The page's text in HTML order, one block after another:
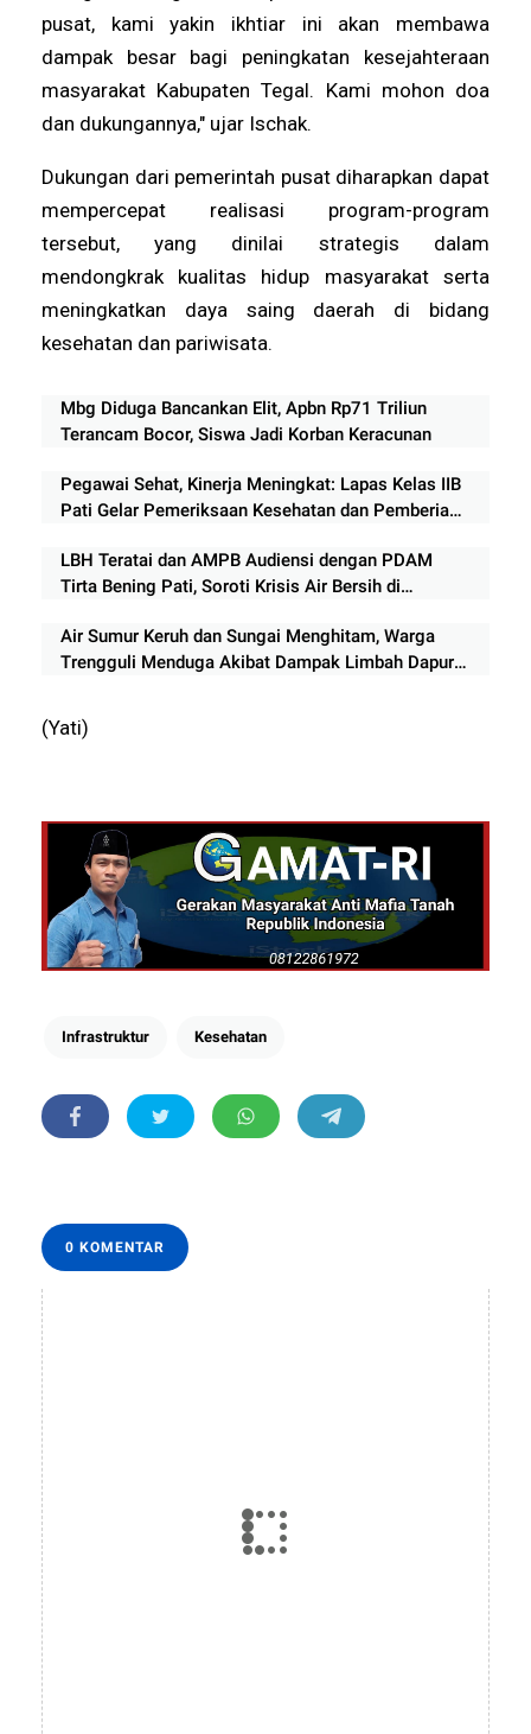
pusat, kami yakin ikhtiar ini akan membawa
dampak besar bagi peningkatan kesejahteraan
masyarakat Kabupaten Tegal. Kami mohon doa
dan dukungannya," ujar Ischak.
Dukungan dari pemerintah pusat diharapkan dapat
mempercepat realisasi program-program
tersebut, yang dinilai strategis dalam
mendongkrak kualitas hidup masyarakat serta
meningkatkan daya saing daerah di bidang
kesehatan dan pariwisata.
Mbg Diduga Bancankan Elit, Apbn Rp71 Triliun
Terancam Bocor, Siswa Jadi Korban Keracunan
Pegawai Sehat, Kinerja Meningkat: Lapas Kelas IIB
Pati Gelar Pemeriksaan Kesehatan dan Pemberian
LBH Teratai dan AMPB Audiensi dengan PDAM
Tirta Bening Pati, Soroti Krisis Air Bersih di
Air Sumur Keruh dan Sungai Menghitam, Warga
Trengguli Menduga Akibat Dampak Limbah Dapur
(Yati)
Infrastruktur Kesehatan
0 KOMENTAR